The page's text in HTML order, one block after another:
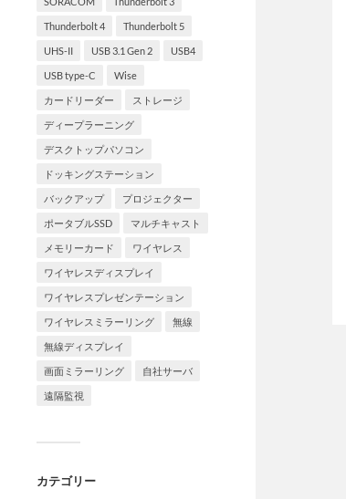
Thunderbolt 4 Thunderbolt 5
UHS-II USB 3.1 Gen 2 USB4
USB type-C Wise
カードリーダー ストレージ
ディープラーニング
デスクトップパソコン
ドッキングステーション
バックアップ プロジェクター
ポータブルSSD マルチキャスト
メモリーカード ワイヤレス
ワイヤレスディスプレイ
ワイヤレスプレゼンテーション
ワイヤレスミラーリング 無線
無線ディスプレイ
画面ミラーリング 自社サーバ
遠隔監視
カテゴリー